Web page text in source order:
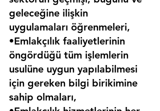
geleceğine ilişkin
uygulamaları öğrenmeleri,
•Emlakçılık faaliyetlerinin
öngördüğü tüm işlemlerin
usulüne uygun yapılabilmesi
için gereken bilgi birikimine
sahip olmaları,